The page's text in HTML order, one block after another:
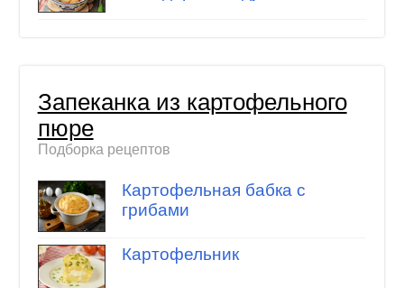
Запеканка из картофельного
пюре
Подборка рецептов
Картофельная бабка с
грибами
Картофельник